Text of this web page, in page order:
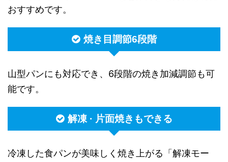
おすすめです。
焼き目調節6段階
山型パンにも対応でき、6段階の焼き加減調節も可
能です。
解凍 · 片面焼きもできる
冷凍した食パンが美味しく焼き上がる「解凍モー